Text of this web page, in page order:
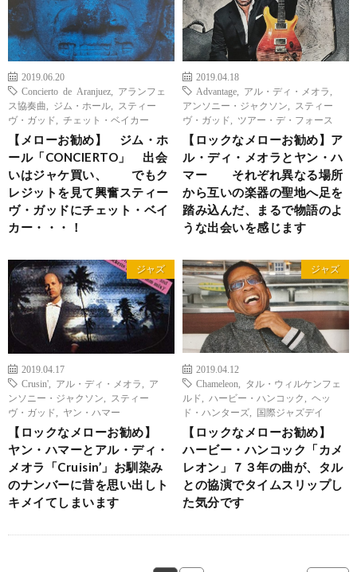
2019.06.20
Concierto de Aranjuez
アランフェ
ス協奏曲
ジム・ホール
スティー
ヴ・ガッド
チェット・ベイカー
【メローお勧め】 ジム・ホ
ール「CONCIERTO」 出会
いはジャケ買い、 でもク
レジットを見て興奮スティー
ヴ・ガッドにチェット・ベイ
カー・・・！
2019.04.18
Advantage
アル・ディ・メオラ
アンソニー・ジャクソン
スティー
ヴ・ガッド
ツアー・デ・フォース
【ロックなメローお勧め】ア
ル・ディ・メオラとヤン・ハ
マー それぞれ異なる場所
から互いの楽器の聖地へ足を
踏み込んだ、まるで物語のよ
うな出会いを感じます
ジャズ
2019.04.17
Crusin'
アル・ディ・メオラ
ア
ンソニー・ジャクソン
スティー
ヴ・ガッド
ヤン・ハマー
【ロックなメローお勧め】
ヤン・ハマーとアル・ディ・
メオラ「Cruisin’」お馴染み
のナンバーに昔を思い出しト
キメイてしまいます
ジャズ
2019.04.12
Chameleon
タル・ウィルケンフェ
ルド
ハービー・ハンコック
ヘッ
ド・ハンターズ
国際ジャズデイ
【ロックなメローお勧め】
ハービー・ハンコック「カメ
レオン」７３年の曲が、タル
との協演でタイムスリップし
た気分です